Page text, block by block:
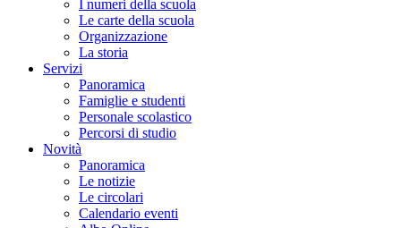
I numeri della scuola
Le carte della scuola
Organizzazione
La storia
Servizi
Panoramica
Famiglie e studenti
Personale scolastico
Percorsi di studio
Novità
Panoramica
Le notizie
Le circolari
Calendario eventi